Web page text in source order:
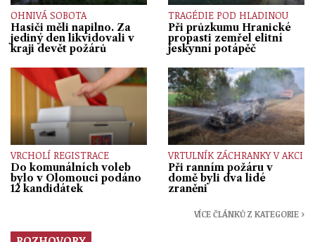
OHNIVÁ SOBOTA
Hasiči měli napilno. Za
jediný den likvidovali v
kraji devět požárů
TRAGÉDIE POD HLADINOU
Při průzkumu Hranické
propasti zemřel elitní
jeskynní potápěč
VRCHOLÍ REGISTRACE
Do komunálních voleb
bylo v Olomouci podáno
12 kandidátek
VRTULNÍK ZÁCHRANKY V AKCI
Při ranním požáru v
domě byli dva lidé
zraněni
VÍCE ČLÁNKŮ Z KATEGORIE ›